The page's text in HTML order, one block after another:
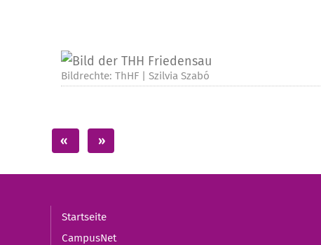
Bildrechte: ThHF | Szilvia Szabó
Startseite
CampusNet